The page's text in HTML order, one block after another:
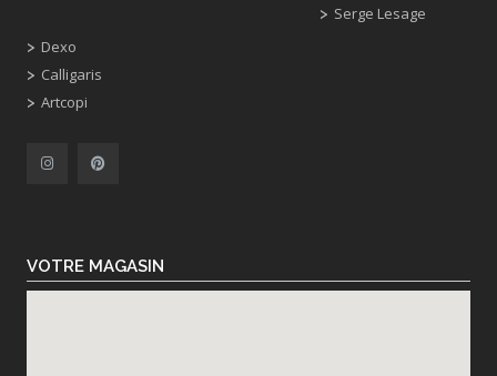
Dexo
Calligaris
Artcopi
Serge Lesage
VOTRE MAGASIN